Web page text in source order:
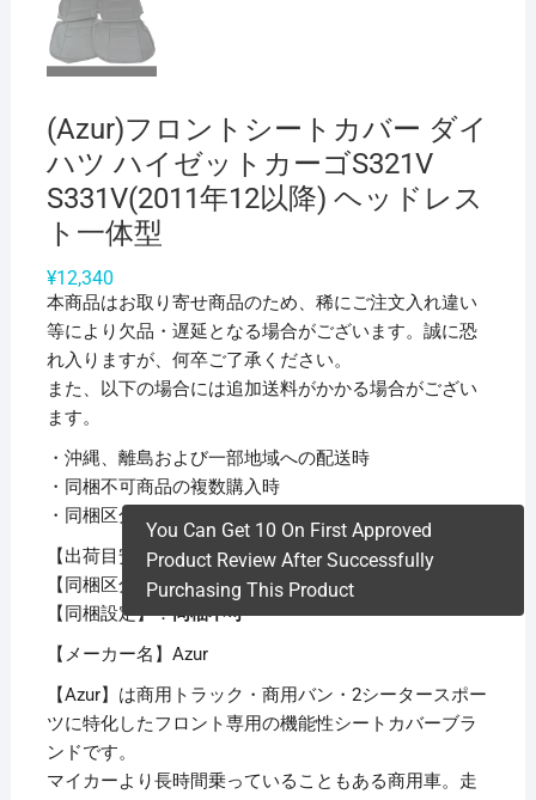
(Azur)フロントシートカバー ダイ
ハツ ハイゼットカーゴS321V
S331V(2011年12以降) ヘッドレス
ト一体型
¥12,340
本商品はお取り寄せ商品のため、稀にご注文入れ違い
等により欠品・遅延となる場合がございます。誠に恐
れ入りますが、何卒ご了承ください。
また、以下の場合には追加送料がかかる場合がござい
ます。
・沖縄、離島および一部地域への配送時
・同梱不可商品の複数購入時
・同梱区分が異なる商品の複数購入時
【出荷目安】：1 – 4営業日 ※土日・祝除く
【同梱区分】：TS 1838
【同梱設定】：同梱不可
【メーカー名】Azur
【Azur】は商用トラック・商用バン・2シータースポー
ツに特化したフロント専用の機能性シートカバーブラ
ンドです。
マイカーより長時間乗っていることもある商用車。走
You Can Get 10 On First Approved
Product Review After Successfully
Purchasing This Product